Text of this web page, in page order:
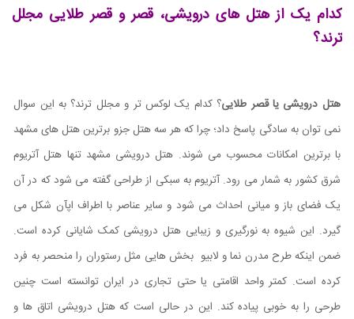
کدام یک از هتل های درویشی، قصر و قصر طلایی مجلل
ترند؟
هتل درویشی یا قصر طلایی؟ کدام یک لوکس تر و مجلل ترند؟ به این سوال
نمی توان به سادگی پاسخ داد؛ چرا که هر سه هتل جزو برترین هتل های مشهد
با برترین امکانات محسوب می شوند. هتل درویشی مشهد تنها هتل آتریوم
شرق کشور به شمار می رود. آتریوم به سبکی از طراحی گفته می شود که در آن
یک فضای باز و میانی احداث می شود و سایر عناصر با اطراف اپآن شکل می
گیرد. این شیوه به نورگیری و زیبایی هتل درویشی کمک شایانی کرده است.
ضمن اینکه طرح مدرن نما و لابیو بخش هایی مثل رستوران را منحصر به فرد
کرده است. کمتر واحد اقامتی یا حتی تجاری در ایران توانسته است چنین
طرحی را به خوبی پیاده کند. این در حالی است که هتل درویشی اتاق ها و